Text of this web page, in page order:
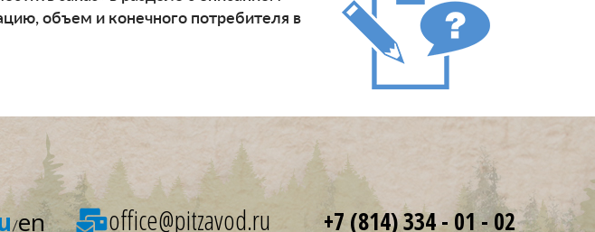
объем и конечного потребителя в
office@pitzavod.ru +7 (814) 334 - 01 - 02
/en